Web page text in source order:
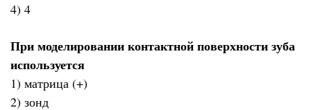
4) 4
При моделировании контактной поверхности зуба
используется
1) матрица (+)
2) зонд